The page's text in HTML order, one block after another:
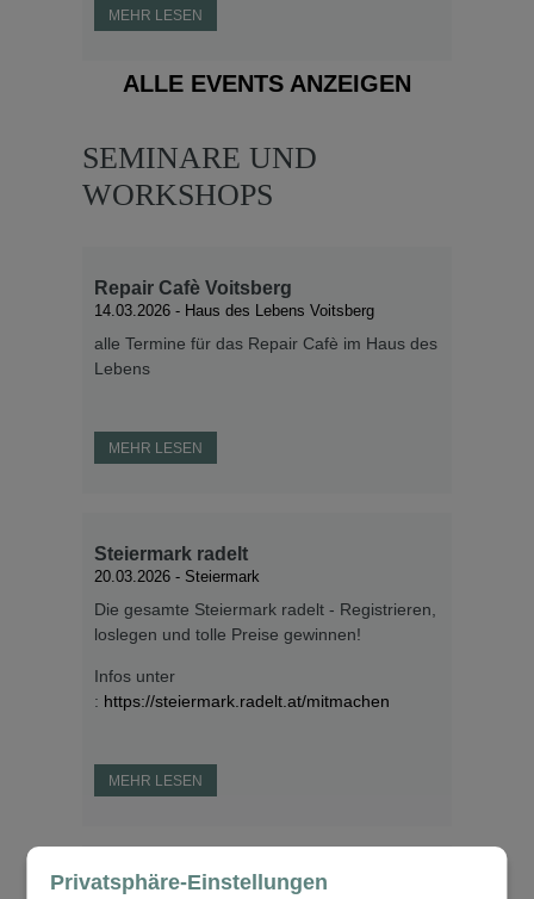
MEHR LESEN
ALLE EVENTS ANZEIGEN
SEMINARE UND
WORKSHOPS
Repair Cafè Voitsberg
14.03.2026 - Haus des Lebens Voitsberg
alle Termine für das Repair Cafè im Haus des
Lebens
MEHR LESEN
Steiermark radelt
20.03.2026 - Steiermark
Die gesamte Steiermark radelt - Registrieren,
loslegen und tolle Preise gewinnen!
Infos unter
: https://steiermark.radelt.at/mitmachen
MEHR LESEN
Digitale Sprechstunde
Privatsphäre-Einstellungen